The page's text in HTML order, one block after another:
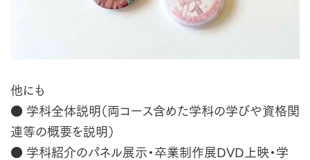
他にも
● 学科全体説明（両コース含めた学科の学びや資格関
連等の概要を説明）
● 学科紹介のパネル展示・卒業制作展DVD上映・学